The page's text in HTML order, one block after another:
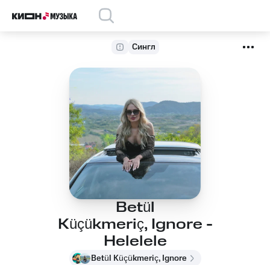
Сингл
Betül
Küçükmeriç, Ignore -
Helelele
Betül Küçükmeriç, Ignore